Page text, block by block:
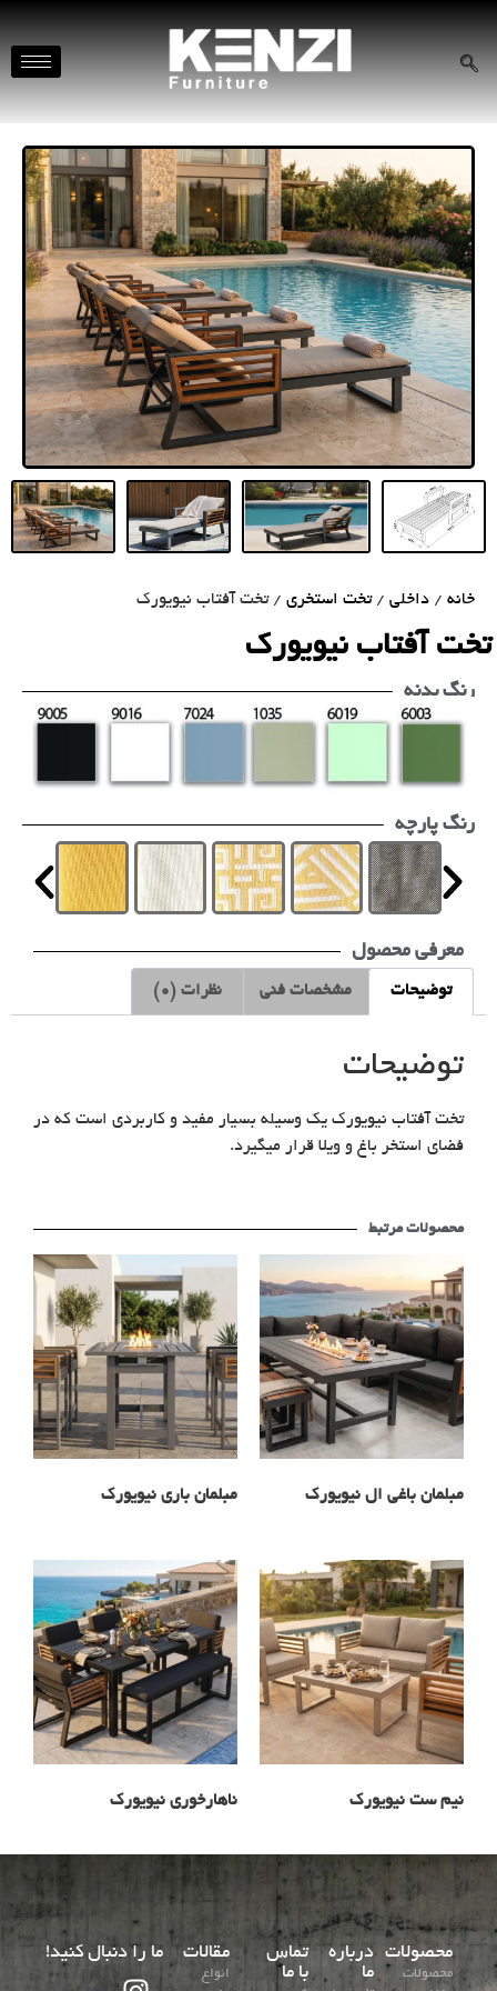
خانه / داخلی /تخت استخری / تخت آفتاب نیویورک
تخت آفتاب نیویورک
رنگ بدنه
رنگ پارچه
معرفی محصول
توضیحات مشخصات فنی نظرات (0)
توضیحات
تخت آفتاب نیویورک یک وسیله بسیار مفید و کاربردی است که در
فضای استخر باغ و ویلا قرار میگیرد.
محصولات مرتبط
مبلمان باغی ال نیویورک مبلمان باری نیویورک
نیم ست نیویورک ناهارخوری نیویورک
محصولات
محصولات
درباره
ما
تماس
با ما
مقالات
انواع
ما را دنبال کنید!